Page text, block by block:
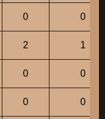
0 0
2 1
0 0
0 0